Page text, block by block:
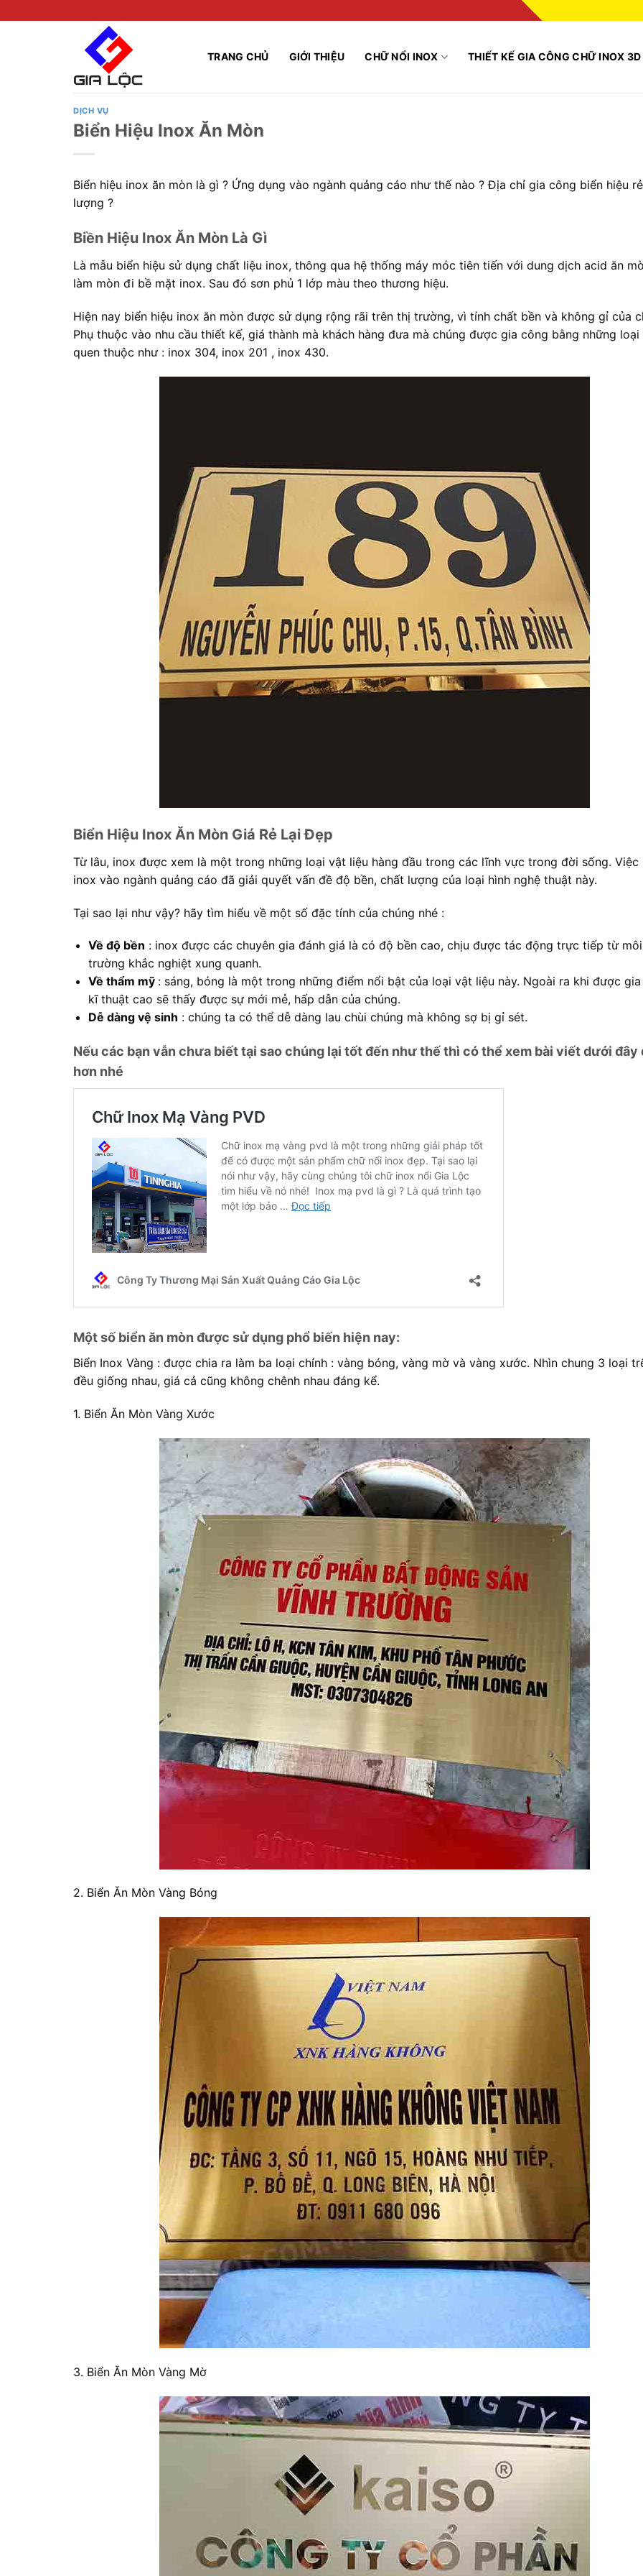
TRANG CHỦ GIỚI THIỆU CHỮ NỔI INOX THIẾT KẾ GIA CÔNG CHỮ INOX 3D
DỊCH VỤ
Biển Hiệu Inox Ăn Mòn
Biển hiệu inox ăn mòn là gì ? Ứng dụng vào ngành quảng cáo như thế nào ? Địa chỉ gia công biển hiệu
lượng ?
Biền Hiệu Inox Ăn Mòn Là Gì
Là mẫu biển hiệu sử dụng chất liệu inox, thông qua hệ thống máy móc tiên tiến với dung dịch acid ăn
làm mòn đi bề mặt inox. Sau đó sơn phủ 1 lớp màu theo thương hiệu.
Hiện nay biển hiệu inox ăn mòn được sử dụng rộng rãi trên thị trường, vì tính chất bền và không gỉ của
Phụ thuộc vào nhu cầu thiết kế, giá thành mà khách hàng đưa mà chúng được gia công bằng những loại
quen thuộc như : inox 304, inox 201 , inox 430.
Biển Hiệu Inox Ăn Mòn Giá Rẻ Lại Đẹp
Từ lâu, inox được xem là một trong những loại vật liệu hàng đầu trong các lĩnh vực trong đời sống. Việc
inox vào ngành quảng cáo đã giải quyết vấn đề độ bền, chất lượng của loại hình nghệ thuật này.
Tại sao lại như vậy? hãy tìm hiểu về một số đặc tính của chúng nhé :
Về độ bền : inox được các chuyên gia đánh giá là có độ bền cao, chịu được tác động trực tiếp từ môi
trường khắc nghiệt xung quanh.
Về thẩm mỹ : sáng, bóng là một trong những điểm nổi bật của loại vật liệu này. Ngoài ra khi được
kĩ thuật cao sẽ thấy được sự mới mẻ, hấp dẫn của chúng.
Dễ dàng vệ sinh : chúng ta có thể dễ dàng lau chùi chúng mà không sợ bị gỉ sét.
Nếu các bạn vẫn chưa biết tại sao chúng lại tốt đến như thế thì có thể xem bài viết dưới đây
hơn nhé
Một số biển ăn mòn được sử dụng phổ biến hiện nay:
Biển Inox Vàng : được chia ra làm ba loại chính : vàng bóng, vàng mờ và vàng xước. Nhìn chung 3 loại
đều giống nhau, giá cả cũng không chênh nhau đáng kể.
1. Biển Ăn Mòn Vàng Xước
2. Biển Ăn Mòn Vàng Bóng
3. Biển Ăn Mòn Vàng Mờ